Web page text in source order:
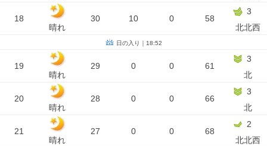
18
晴れ
30 10 0 58
3
北北西
日の入り｜18:52
19
晴れ
29 0 0 61
3
北
20
晴れ
28 0 0 66
3
北
21
晴れ
27 0 0 68
2
北北西